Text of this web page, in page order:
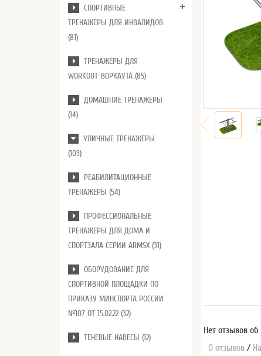
СПОРТИВНЫЕ
ТРЕНАЖЕРЫ ДЛЯ ИНВАЛИДОВ
(81)
ТРЕНАЖЕРЫ ДЛЯ
WORKOUT-ВОРКАУТА (85)
ДОМАШНИЕ ТРЕНАЖЕРЫ
(14)
УЛИЧНЫЕ ТРЕНАЖЕРЫ
(103)
РЕАБИЛИТАЦИОННЫЕ
ТРЕНАЖЕРЫ (54)
ПРОФЕССИОНАЛЬНЫЕ
ТРЕНАЖЕРЫ ДЛЯ ДОМА И
СПОРТЗАЛА СЕРИИ ARMSX (31)
ОБОРУДОВАНИЕ ДЛЯ
СПОРТИВНОЙ ПЛОЩАДКИ ПО
ПРИКАЗУ МИНСПОРТА РОССИИ
№107 ОТ 15.02.22 (32)
ТЕНЕВЫЕ НАВЕСЫ (12)
Нет отзывов об
0 отзывов /